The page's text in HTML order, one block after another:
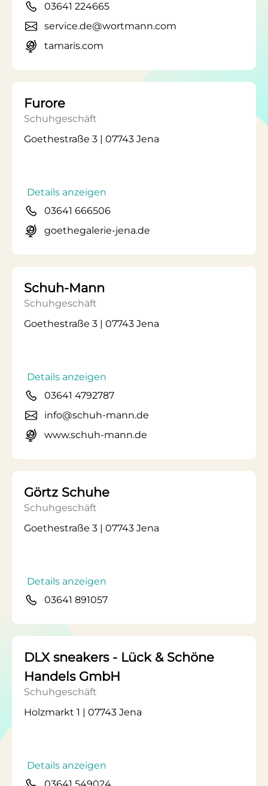
03641 224665
service.de@wortmann.com
tamaris.com
Furore
Schuhgeschäft
Goethestraße 3 | 07743 Jena
Details anzeigen
03641 666506
goethegalerie-jena.de
Schuh-Mann
Schuhgeschäft
Goethestraße 3 | 07743 Jena
Details anzeigen
03641 4792787
info@schuh-mann.de
www.schuh-mann.de
Görtz Schuhe
Schuhgeschäft
Goethestraße 3 | 07743 Jena
Details anzeigen
03641 891057
DLX sneakers - Lück & Schöne
Handels GmbH
Schuhgeschäft
Holzmarkt 1 | 07743 Jena
Details anzeigen